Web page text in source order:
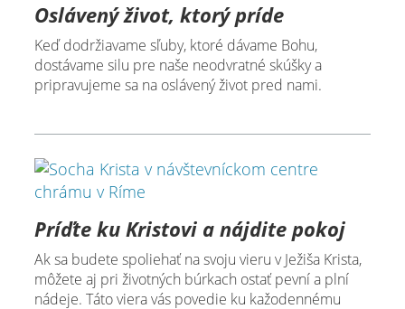
Oslávený život, ktorý príde
Keď dodržiavame sľuby, ktoré dávame Bohu,
dostávame silu pre naše neodvratné skúšky a
pripravujeme sa na oslávený život pred nami.
Príďte ku Kristovi a nájdite pokoj
Ak sa budete spoliehať na svoju vieru v Ježiša Krista,
môžete aj pri životných búrkach ostať pevní a plní
nádeje. Táto viera vás povedie ku kažodennému